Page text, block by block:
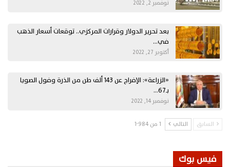
نوفمبر 2, 2022
بعد تحرير الدولار وقرارات المركزي.. توقعات أسعار الذهب
في…
أكتوبر 27, 2022
«الزراعة»: الإفراج عن 143 ألف طن من الذرة وفول الصويا
بـ67…
نوفمبر 14, 2022
السابق التالي 1 من 1٬984
فيس بوك